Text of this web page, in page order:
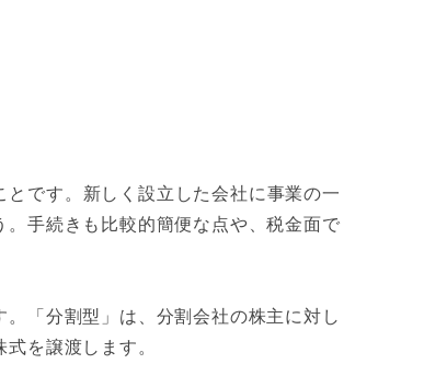
とです。新しく設立した会社に事業の一
手続きも比較的簡便な点や、税金面で
「分割型」は、分割会社の株主に対し
を譲渡します。